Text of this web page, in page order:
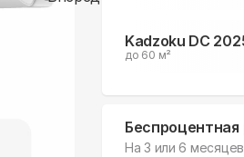
Kadzoku DC
до 60 м²
Беспроцентная
На 3 или 6